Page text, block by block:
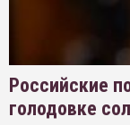
Российские
голодовке